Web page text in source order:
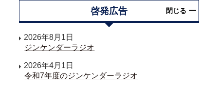
啓発広告 閉じる
2026年8月1日
ジンケンダーラジオ
2026年4月1日
令和7年度のジンケンダーラジオ